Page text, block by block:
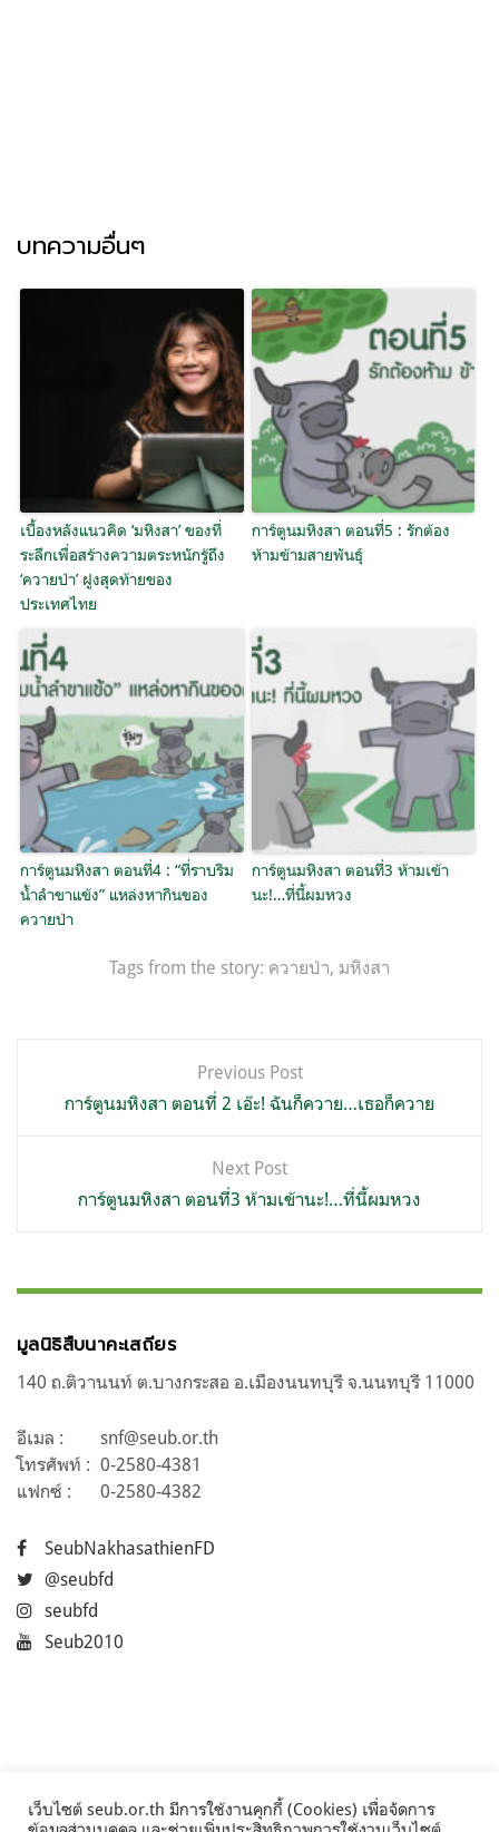
บทความอื่นๆ
เบื้องหลังแนวคิด ‘มหิงสา’ ของที่
ระลึกเพื่อสร้างความตระหนักรู้ถึง
‘ควายป่า’ ฝูงสุดท้ายของ
ประเทศไทย
การ์ตูนมหิงสา ตอนที่5 : รักต้อง
ห้ามข้ามสายพันธุ์
การ์ตูนมหิงสา ตอนที่4 : “ที่ราบริม
น้ำลำขาแข้ง” แหล่งหากินของ
ควายป่า
การ์ตูนมหิงสา ตอนที่3 ห้ามเข้า
นะ!…ที่นี้ผมหวง
Tags from the story: ควายป่า, มหิงสา
เรื่อง
Previous Post
การ์ตูนมหิงสา ตอนที่ 2 เอ๊ะ! ฉันก็ควาย…เธอก็ควาย
Next Post
การ์ตูนมหิงสา ตอนที่3 ห้ามเข้านะ!…ที่นี้ผมหวง
มูลนิธิสืบนาคะเสถียร
140 ถ.ติวานนท์ ต.บางกระสอ อ.เมืองนนทบุรี จ.นนทบุรี 11000
อีเมล :
snf@seub.or.th
โทรศัพท์ : 0-2580-4381
แฟกซ์ :
0-2580-4382
SeubNakhasathienFD
@seubfd
seubfd
Seub2010
เว็บไซต์ seub.or.th มีการใช้งานคุกกี้ (Cookies) เพื่อจัดการ